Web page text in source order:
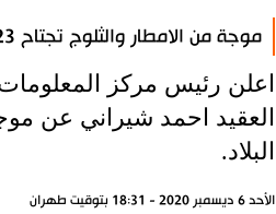
موجة من الامطار والثلوج تجتاح 23 محافظة ايرانية
اعلن رئيس مركز المعلومات
البلاد.
الأحد 6 ديسمبر 2020 - 18:31 بتوقيت طهران